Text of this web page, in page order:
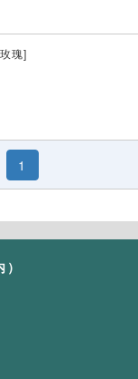
瑰]
1